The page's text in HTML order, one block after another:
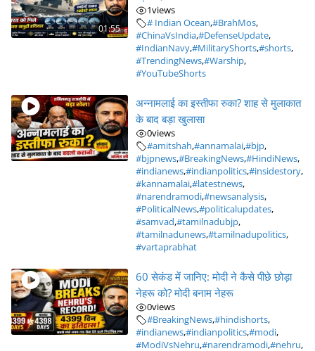
01:55
1views
# Indian Ocean,#BrahMos,
#ChinaVsIndia,#DefenseUpdate,
#IndianNavy,#MilitaryShorts,#shorts,
#TrendingNews,#Warship,
#YouTubeShorts
अन्नामलाई का इस्तीफा रुका? शाह से मुलाकात
के बाद बड़ा खुलासा
0views
#amitshah,#annamalai,#bjp,
#bjpnews,#BreakingNews,#HindiNews,
#indianews,#indianpolitics,#insidestory,
#kannamalai,#latestnews,
#narendramodi,#newsanalysis,
#PoliticalNews,#politicalupdates,
#samvad,#tamilnadubjp,
#tamilnadunews,#tamilnadupolitics,
#vartaprabhat
60 सेकंड में जानिए: मोदी ने कैसे पीछे छोड़ा
नेहरू को? मोदी बनाम नेहरू
0views
#BreakingNews,#hindishorts,
#indianews,#indianpolitics,#modi,
#ModiVsNehru,#narendramodi,#nehru,